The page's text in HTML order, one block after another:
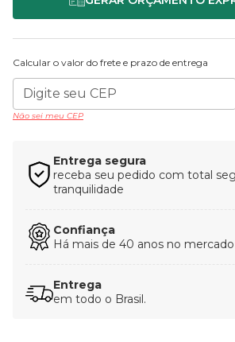
Calcular o valor do frete e prazo de entrega
Não sei meu CEP
Entrega segura
receba seu pedido com total
tranquilidade
Confiança
Há mais de 40 anos no mercado
Entrega
em todo o Brasil.